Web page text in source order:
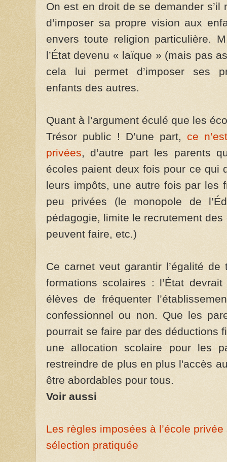
On est en droit de se demander s’il
d’imposer sa propre vision aux
envers toute religion particulière.
l’État devenu « laïque » (mais pas
cela lui permet d’imposer ses
enfants des autres.
Quant à l’argument éculé que les
Trésor public ! D’une part, ce
privées, d’autre part les parents
écoles paient deux fois pour ce qui
leurs impôts, une autre fois par les
peu privées (le monopole de
pédagogie, limite le recrutement
peuvent faire, etc.)
Ce carnet veut garantir l’égalité
formations scolaires : l’État
élèves de fréquenter
confessionnel ou non. Que les
pourrait se faire par des déductions
une allocation scolaire pour les
restreindre de plus en plus l'accès
être abordables pour tous.
Voir aussi
Les règles imposées à l’école
sélection pratiquée